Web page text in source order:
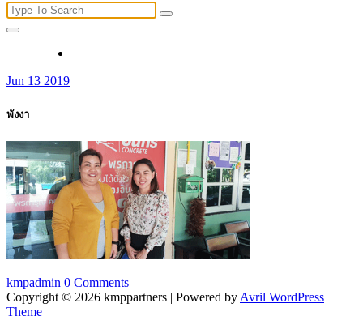
Search
for:
Jun 13 2019
พังงา
kmpadmin 0 Comments
Copyright © 2026 kmppartners | Powered by Avril WordPress
Theme